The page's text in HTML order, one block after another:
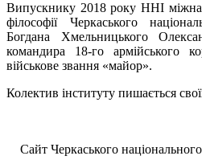
Випускнику 2018 року ННІ
філософії Черкаського
Богдана Хмельницького
командира 18-го армійського
військове звання «майор».
Колектив інституту пишається
Сайт Черкаського